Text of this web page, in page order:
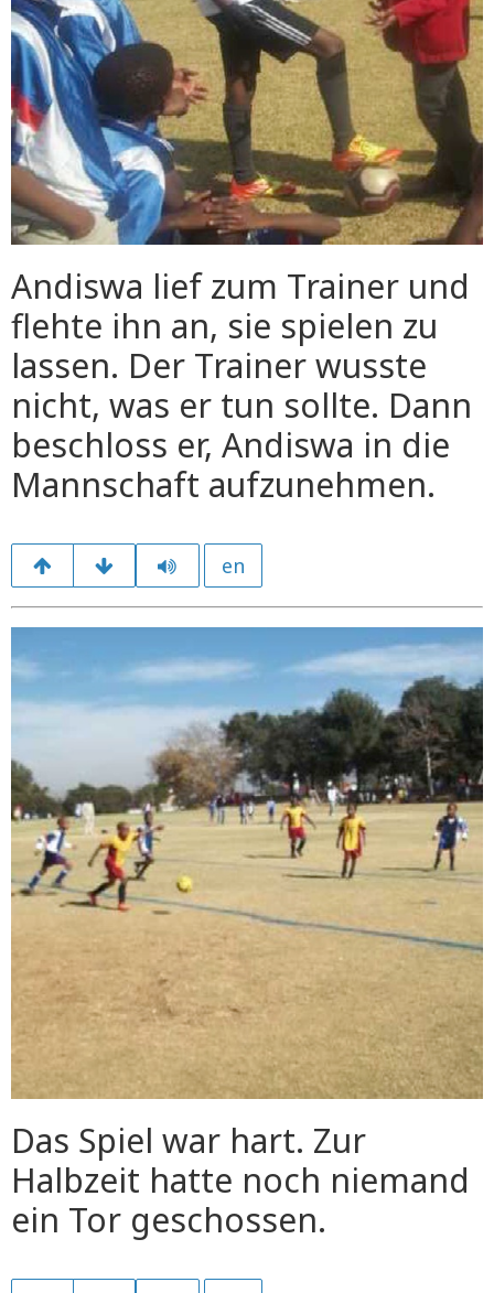
Andiswa lief zum Trainer und
flehte ihn an, sie spielen zu
lassen. Der Trainer wusste
nicht, was er tun sollte. Dann
beschloss er, Andiswa in die
Mannschaft aufzunehmen.
en
Das Spiel war hart. Zur
Halbzeit hatte noch niemand
ein Tor geschossen.